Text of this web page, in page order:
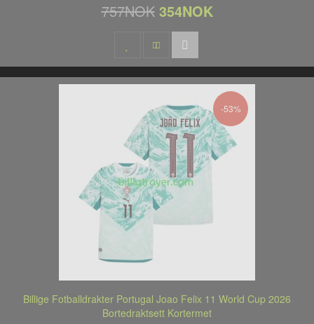
757NOK 354NOK
-53%
Billige Fotballdrakter Portugal Joao Felix 11 World Cup 2026
Bortedraktsett Kortermet